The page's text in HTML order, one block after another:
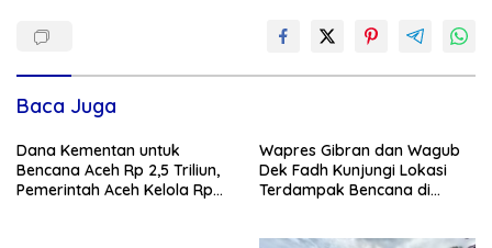
Baca Juga
Dana Kementan untuk
Bencana Aceh Rp 2,5 Triliun,
Pemerintah Aceh Kelola Rp
Wapres Gibran dan Wagub
Dek Fadh Kunjungi Lokasi
Terdampak Bencana di